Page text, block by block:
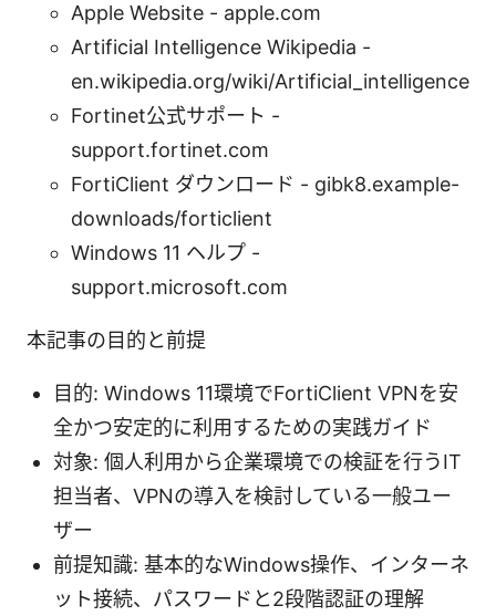
Apple Website - apple.com
Artificial Intelligence Wikipedia -
en.wikipedia.org/wiki/Artificial_intelligence
Fortinet公式サポート -
support.fortinet.com
FortiClient ダウンロード - gibk8.example-
downloads/forticlient
Windows 11 ヘルプ -
support.microsoft.com
本記事の目的と前提
目的: Windows 11環境でFortiClient VPNを安
全かつ安定的に利用するための実践ガイド
対象: 個人利用から企業環境での検証を行うIT
担当者、VPNの導入を検討している一般ユー
ザー
前提知識: 基本的なWindows操作、インターネ
ット接続、パスワードと2段階認証の理解